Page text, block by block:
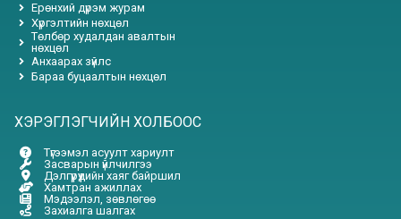
Ерөнхий дүрэм журам
Хүргэлтийн нөхцөл
Төлбөр худалдан авалтын
нөхцөл
Анхаарах зүйлс
Бараа буцаалтын нөхцөл
ХЭРЭГЛЭГЧИЙН ХОЛБООС
Түгээмэл асуулт хариулт
Засварын үйлчилгээ
Дэлгүүрүүдийн хаяг байршил
Хамтран ажиллах
Мэдээлэл, зөвлөгөө
Захиалга шалгах